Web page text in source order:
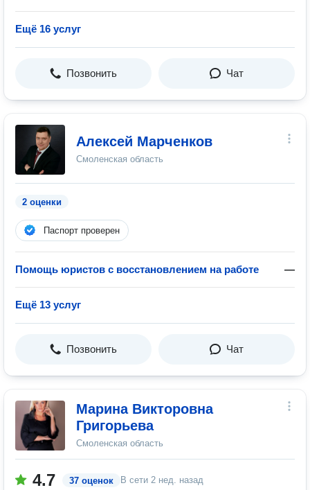
Ещё 16 услуг
Позвонить Чат
Алексей Марченков
Смоленская область
2 оценки
Паспорт проверен
Помощь юристов с восстановлением на работе —
Ещё 13 услуг
Позвонить Чат
Марина Викторовна
Григорьева
Смоленская область
4.7 37 оценок В сети 2 нед. назад